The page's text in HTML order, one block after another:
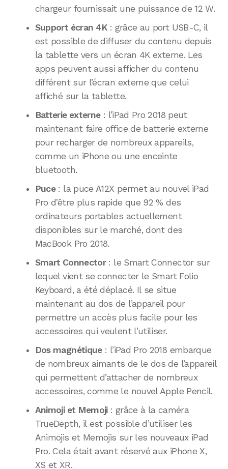
chargeur fournissait une puissance de 12 W.
Support écran 4K: grâce au port USB-C, il
est possible de diffuser du contenu depuis
la tablette vers un écran 4K externe. Les
apps peuvent aussi afficher du contenu
différent sur l’écran externe que celui
affiché sur la tablette.
Batterie externe: l’iPad Pro 2018 peut
maintenant faire office de batterie externe
pour recharger de nombreux appareils,
comme un iPhone ou une enceinte
bluetooth.
Puce: la puce A12X permet au nouvel iPad
Pro d’être plus rapide que 92 % des
ordinateurs portables actuellement
disponibles sur le marché, dont des
MacBook Pro 2018.
Smart Connector: le Smart Connector sur
lequel vient se connecter le Smart Folio
Keyboard, a été déplacé. Il se situe
maintenant au dos de l’appareil pour
permettre un accès plus facile pour les
accessoires qui veulent l’utiliser.
Dos magnétique: l’iPad Pro 2018 embarque
de nombreux aimants de le dos de l’appareil
qui permettent d’attacher de nombreux
accessoires, comme le nouvel Apple Pencil.
Animoji et Memoji: grâce à la caméra
TrueDepth, il est possible d’utiliser les
Animojis et Memojis sur les nouveaux iPad
Pro. Cela était avant réservé aux iPhone X,
XS et XR.